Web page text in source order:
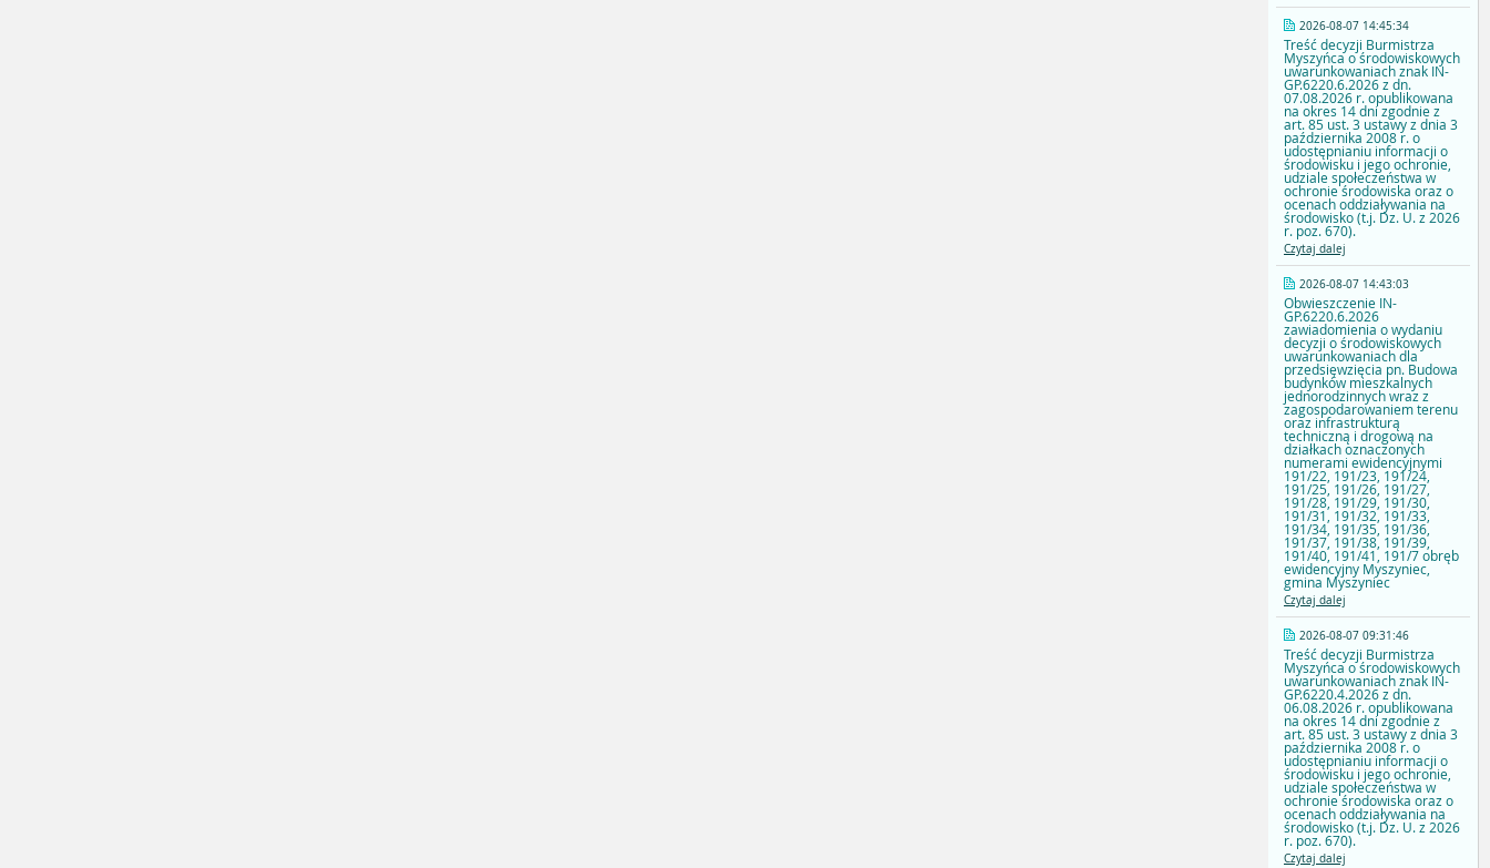
2026-08-07 14:45:34
Treść decyzji Burmistrza
Myszyńca o środowiskowych
uwarunkowaniach znak IN-
GP.6220.6.2026 z dn.
07.08.2026 r. opublikowana
na okres 14 dni zgodnie z
art. 85 ust. 3 ustawy z dnia 3
października 2008 r. o
udostępnianiu informacji o
środowisku i jego ochronie,
udziale społeczeństwa w
ochronie środowiska oraz o
ocenach oddziaływania na
środowisko (t.j. Dz. U. z 2026
r. poz. 670).
Czytaj dalej
2026-08-07 14:43:03
Obwieszczenie IN-
GP.6220.6.2026
zawiadomienia o wydaniu
decyzji o środowiskowych
uwarunkowaniach dla
przedsięwzięcia pn. Budowa
budynków mieszkalnych
jednorodzinnych wraz z
zagospodarowaniem terenu
oraz infrastrukturą
techniczną i drogową na
działkach oznaczonych
numerami ewidencyjnymi
191/22, 191/23, 191/24,
191/25, 191/26, 191/27,
191/28, 191/29, 191/30,
191/31, 191/32, 191/33,
191/34, 191/35, 191/36,
191/37, 191/38, 191/39,
191/40, 191/41, 191/7 obręb
ewidencyjny Myszyniec,
gmina Myszyniec
Czytaj dalej
2026-08-07 09:31:46
Treść decyzji Burmistrza
Myszyńca o środowiskowych
uwarunkowaniach znak IN-
GP.6220.4.2026 z dn.
06.08.2026 r. opublikowana
na okres 14 dni zgodnie z
art. 85 ust. 3 ustawy z dnia 3
października 2008 r. o
udostępnianiu informacji o
środowisku i jego ochronie,
udziale społeczeństwa w
ochronie środowiska oraz o
ocenach oddziaływania na
środowisko (t.j. Dz. U. z 2026
r. poz. 670).
Czytaj dalej